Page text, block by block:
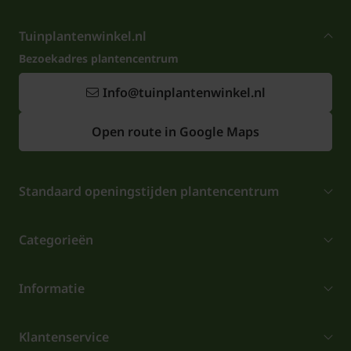
Tuinplantenwinkel.nl
Bezoekadres plantencentrum
Info@tuinplantenwinkel.nl
Open route in Google Maps
Standaard openingstijden plantencentrum
Categorieën
Informatie
Klantenservice